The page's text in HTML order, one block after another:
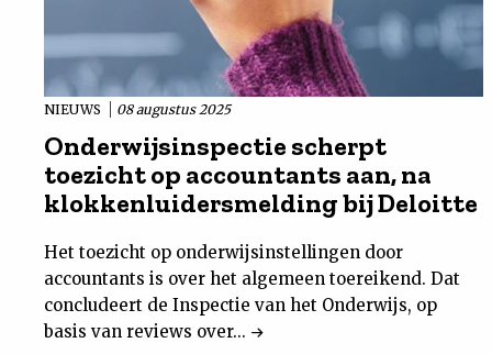
NIEUWS 08 augustus 2025
Onderwijsinspectie scherpt
toezicht op accountants aan, na
klokkenluidersmelding bij Deloitte
Het toezicht op onderwijsinstellingen door
accountants is over het algemeen toereikend. Dat
concludeert de Inspectie van het Onderwijs, op
basis van reviews over...